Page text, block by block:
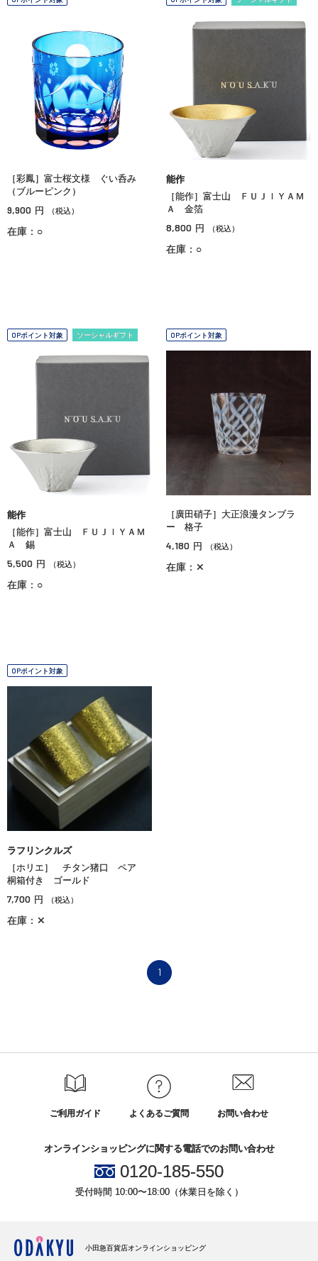
［彩鳳］富士桜文様 ぐい呑み
（ブルーピンク）
9,900 円 （税込）
在庫：○
能作
［能作］富士山 ＦＵＪＩＹＡＭ
Ａ 金箔
8,800 円 （税込）
在庫：○
OPポイント対象 ソーシャルギフト
能作
［能作］富士山 ＦＵＪＩＹＡＭ
Ａ 錫
5,500 円 （税込）
在庫：○
OPポイント対象
［廣田硝子］大正浪漫タンブラ
ー 格子
4,180 円 （税込）
在庫：✕
OPポイント対象
ラフリンクルズ
［ホリエ］ チタン猪口 ペア
桐箱付き ゴールド
7,700 円 （税込）
在庫：✕
1
ご利用ガイド よくあるご質問 お問い合わせ
オンラインショッピングに関する電話でのお問い合わせ
0120-185-550
受付時間 10:00〜18:00（休業日を除く）
小田急百貨店オンラインショッピング